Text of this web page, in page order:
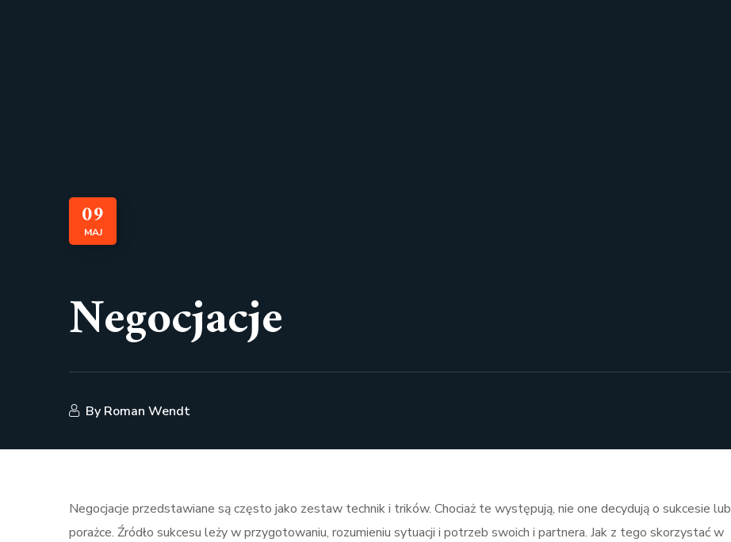
09
MAJ
Negocjacje
By Roman Wendt
Negocjacje przedstawiane są często jako zestaw technik i trików. Chociaż te występują, nie one decydują o sukcesie lub
porażce. Źródło sukcesu leży w przygotowaniu, rozumieniu sytuacji i potrzeb swoich i partnera. Jak z tego skorzystać w